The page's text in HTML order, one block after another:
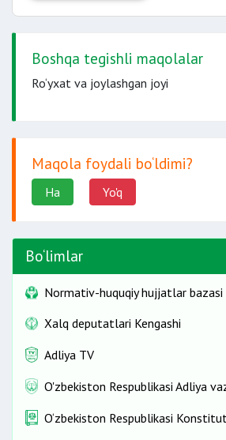
Boshqa tegishli maqolalar
Ro‘yxat va joylashgan joyi
Maqola foydali bo‘ldimi?
Ha Yo'q
Bo‘limlar
Normativ-huquqiy hujjatlar bazasi
Xalq deputatlari Kengashi
Adliya TV
O'zbekiston Respublikasi Adliya
O‘zbekiston Respublikasi